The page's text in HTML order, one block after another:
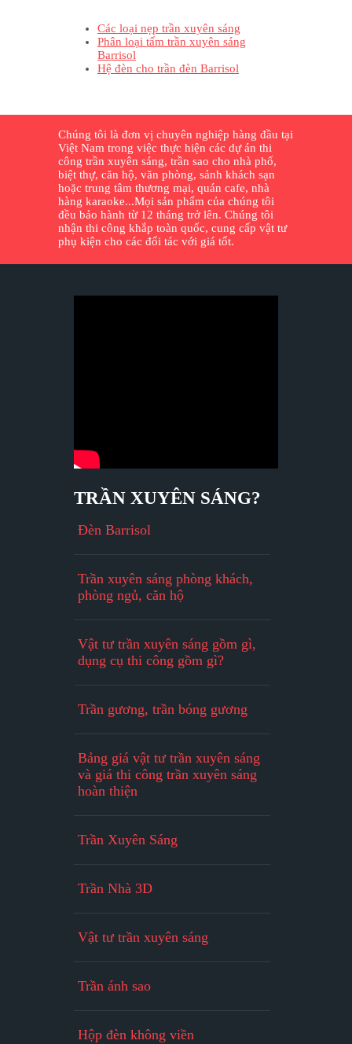
Các loại nẹp trần xuyên sáng
Phân loại tấm trần xuyên sáng
Barrisol
Hệ đèn cho trần đèn Barrisol
Chúng tôi là đơn vị chuyên nghiệp hàng đầu tại
Việt Nam trong việc thực hiện các dự án thi
công trần xuyên sáng, trần sao cho nhà phố,
biệt thự, căn hộ, văn phòng, sảnh khách sạn
hoặc trung tâm thương mại, quán cafe, nhà
hàng karaoke...Mọi sản phẩm của chúng tôi
đều bảo hành từ 12 tháng trở lên. Chúng tôi
nhận thi công khắp toàn quốc, cung cấp vật tư
phụ kiện cho các đối tác với giá tốt.
TRẦN XUYÊN SÁNG?
Đèn Barrisol
Trần xuyên sáng phòng khách,
phòng ngủ, căn hộ
Vật tư trần xuyên sáng gồm gì,
dụng cụ thi công gồm gì?
Trần gương, trần bóng gương
Bảng giá vật tư trần xuyên sáng
và giá thi công trần xuyên sáng
hoàn thiện
Trần Xuyên Sáng
Trần Nhà 3D
Vật tư trần xuyên sáng
Trần ánh sao
Hộp đèn không viền